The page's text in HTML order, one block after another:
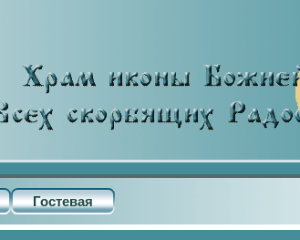
Гостевая